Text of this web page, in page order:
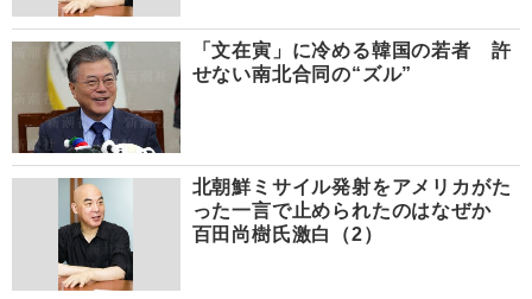
「文在寅」に冷める韓国の若者 許
せない南北合同の“ズル”
北朝鮮ミサイル発射をアメリカがた
った一言で止められたのはなぜか
百田尚樹氏激白（2）